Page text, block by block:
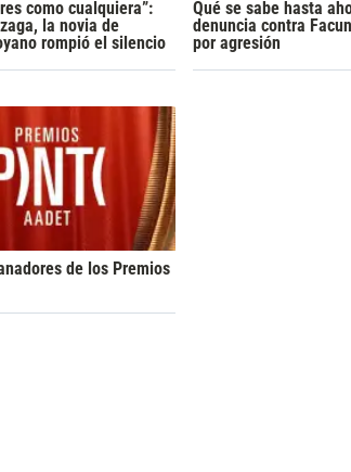
como cualquiera”:
la novia de
rompió el silencio
Qué se sabe hasta
denuncia contra
por agresión
de los Premios